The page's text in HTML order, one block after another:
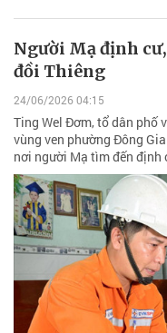
Người Mạ định
đồi Thiêng
24/06/2026 04:15
Ting Wel Đơm, tổ dân phố
vùng ven phường Đông
nơi người Mạ tìm đến định